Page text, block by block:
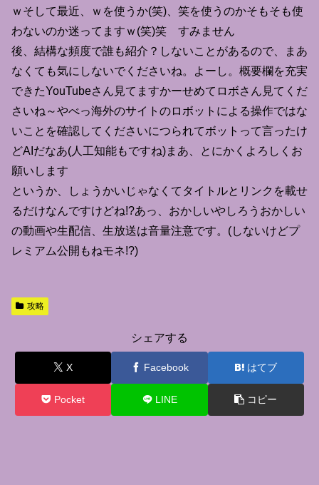
ｗそして最近、ｗを使うか(笑)、笑を使うのかそもそも使
わないのか迷ってますｗ(笑)笑 すみません
後、結構な頻度で誰も紹介？しないことがあるので、まあ
なくても気にしないでくださいね。よーし。概要欄を充実
できたYouTubeさん見てますかーせめてロボさん見てくだ
さいね～やべっ海外のサイトのロボットによる操作ではな
いことを確認してくださいにつられてボットって言ったけ
どAIだなあ(人工知能もですね)まあ、とにかくよろしくお
願いします
というか、しょうかいじゃなくてタイトルとリンクを載せ
るだけなんですけどね!?あっ、おかしいやしろうおかしい
の動画や生配信、生放送は音量注意です。(しないけどプ
レミアム公開もねモネ!?)
攻略
シェアする
X Facebook はてブ
Pocket LINE コピー